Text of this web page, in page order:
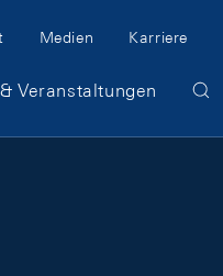
Medien Karriere
Veranstaltungen